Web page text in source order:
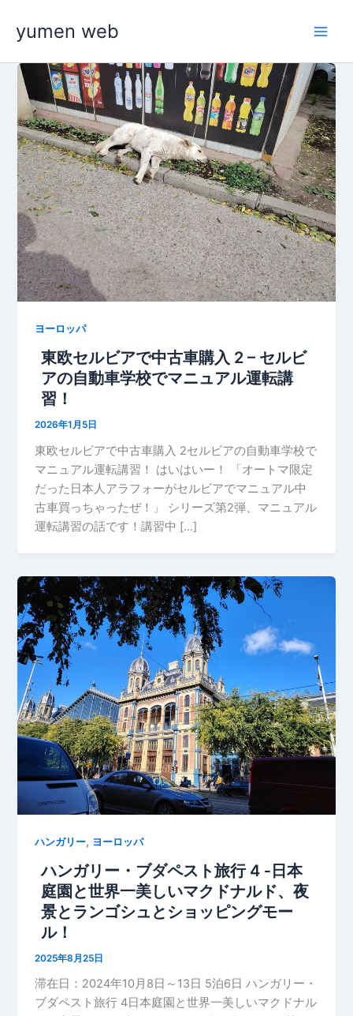
ス
yumen web
ヨーロッパ
東欧セルビアで中古車購入 2 – セルビ
アの自動車学校でマニュアル運転講
習！
2026年1月5日
東欧セルビアで中古車購入 2セルビアの自動車学校で
マニュアル運転講習！ はいはいー！ 「オートマ限定
だった日本人アラフォーがセルビアでマニュアル中
古車買っちゃったぜ！」 シリーズ第2弾、マニュアル
運転講習の話です！講習中 […]
ハンガリー, ヨーロッパ
ハンガリー・ブダペスト旅行 4 ‐日本
庭園と世界一美しいマクドナルド、夜
景とランゴシュとショッピングモー
ル！
2025年8月25日
滞在日：2024年10月8日～13日 5泊6日 ハンガリー・
ブダペスト旅行 4日本庭園と世界一美しいマクドナル